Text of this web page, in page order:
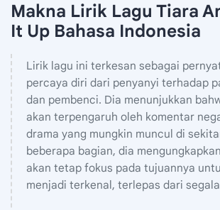
Makna Lirik Lagu Tiara
It Up Bahasa Indonesia
Lirik lagu ini terkesan sebagai
percaya diri dari penyanyi terhadap
dan pembenci. Dia menunjukkan
akan terpengaruh oleh komentar
drama yang mungkin muncul di
beberapa bagian, dia
akan tetap fokus pada tujuannya
menjadi terkenal, terlepas dari